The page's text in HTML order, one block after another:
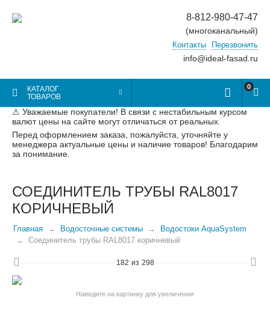
8-812-980-47-47
(многоканальный)
Контакты Перезвонить
info@ideal-fasad.ru
КАТАЛОГ
ТОВАРОВ
0
⚠ Уважаемые покупатели! В связи с нестабильным курсом
валют цены на сайте могут отличаться от реальных.
Перед оформлением заказа, пожалуйста, уточняйте у
менеджера актуальные цены и наличие товаров! Благодарим
за понимание.
СОЕДИНИТЕЛЬ ТРУБЫ RAL8017
КОРИЧНЕВЫЙ
Главная Водосточные системы
Водостоки AquaSystem
Соединитель трубы RAL8017 коричневый
182 из 298
Наведите на картинку для увеличения